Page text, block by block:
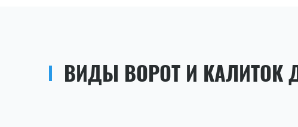
ВИДЫ ВОРОТ И КАЛИТОК